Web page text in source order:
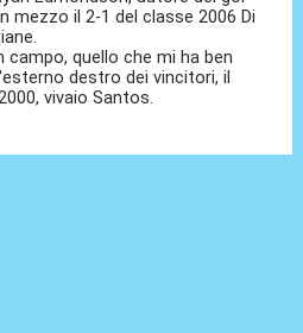
mezzo il 2-1 del classe 2006 Di
quello che mi ha ben
destro dei vincitori, il
vivaio Santos.